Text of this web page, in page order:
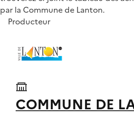
par la Commune de Lanton.
Producteur
COMMUNE DE